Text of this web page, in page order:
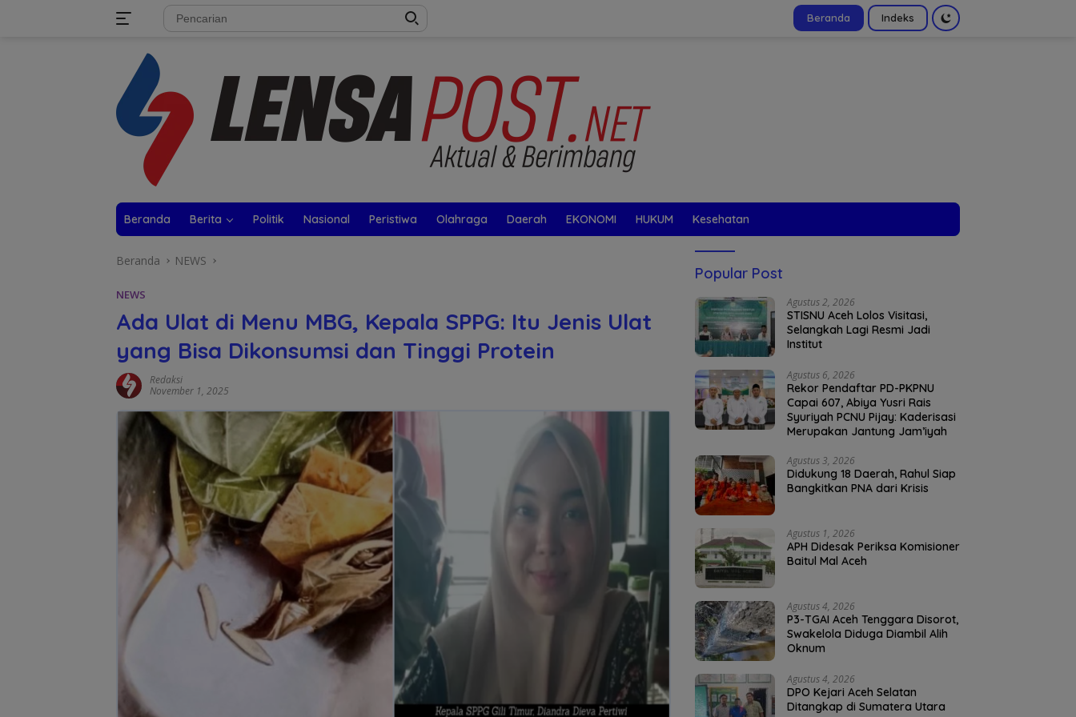
Beranda Indeks
Beranda Berita Politik Nasional Peristiwa Olahraga Daerah EKONOMI HUKUM Kesehatan
Beranda NEWS
NEWS
Ada Ulat di Menu MBG, Kepala SPPG: Itu Jenis Ulat
yang Bisa Dikonsumsi dan Tinggi Protein
Redaksi
November 1, 2025
Popular Post
Agustus 2, 2026
STISNU Aceh Lolos Visitasi,
Selangkah Lagi Resmi Jadi
Institut
Agustus 6, 2026
Rekor Pendaftar PD-PKPNU
Capai 607, Abiya Yusri Rais
Syuriyah PCNU Pijay: Kaderisasi
Merupakan Jantung Jam’iyah
Agustus 3, 2026
Didukung 18 Daerah, Rahul Siap
Bangkitkan PNA dari Krisis
Agustus 1, 2026
APH Didesak Periksa Komisioner
Baitul Mal Aceh
Agustus 4, 2026
P3-TGAI Aceh Tenggara Disorot,
Swakelola Diduga Diambil Alih
Oknum
Agustus 4, 2026
DPO Kejari Aceh Selatan
Ditangkap di Sumatera Utara